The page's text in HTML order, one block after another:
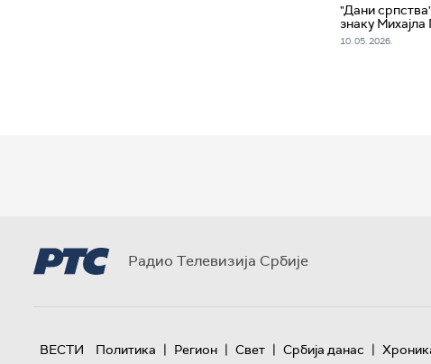
"Дани
знаку Михајла
10. 05. 2026.
Радио Телевизија Србије
ВЕСТИ Политика | Регион | Свет | Србија данас |